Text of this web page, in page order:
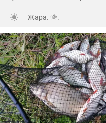
Жара. 🌞.